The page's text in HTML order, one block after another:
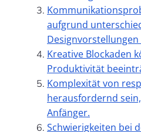
aufgrund
Kreative Blockaden
Produktivität
Komplexität von
herausfordernd
Anfänger.
Schwierigkeiten bei